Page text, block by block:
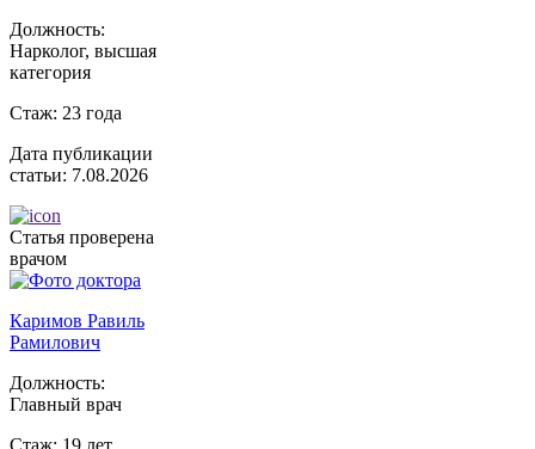
Должность:
Нарколог, высшая
категория
Стаж: 23 года
Дата публикации
статьи: 7.08.2026
Статья проверена
врачом
Каримов Равиль
Рамилович
Должность:
Главный врач
Стаж: 19 лет